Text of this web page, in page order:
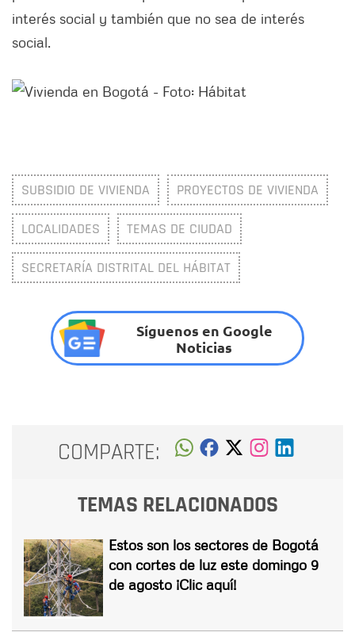
interés social y también que no sea de interés
social.
SUBSIDIO DE VIVIENDA PROYECTOS DE VIVIENDA
LOCALIDADES TEMAS DE CIUDAD
SECRETARÍA DISTRITAL DEL HÁBITAT
Síguenos en Google
Noticias
COMPARTE:
TEMAS RELACIONADOS
Estos son los sectores de Bogotá
con cortes de luz este domingo 9
de agosto ¡Clic aquí!